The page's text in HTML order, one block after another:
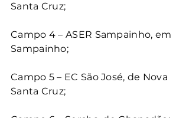
Santa Cruz;
Campo 4 – ASER Sampainho, em
Sampainho;
Campo 5 – EC São José, de Nova
Santa Cruz;